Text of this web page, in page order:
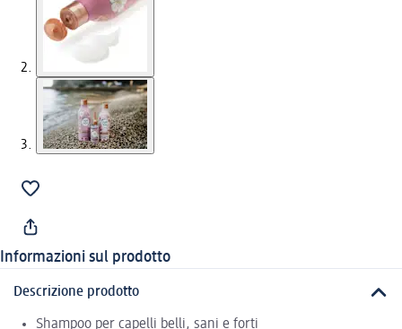
Informazioni sul prodotto
Descrizione prodotto
Shampoo per capelli belli, sani e forti